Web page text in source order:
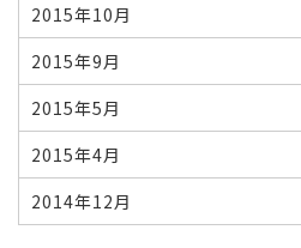
2015年10月
2015年9月
2015年5月
2015年4月
2014年12月